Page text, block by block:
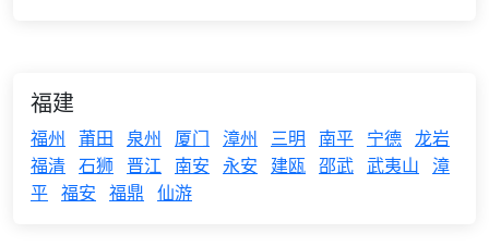
福建
福州 莆田 泉州 厦门 漳州 三明 南平 宁德 龙岩
福清 石狮 晋江 南安 永安 建瓯 邵武 武夷山
漳
平 福安 福鼎 仙游